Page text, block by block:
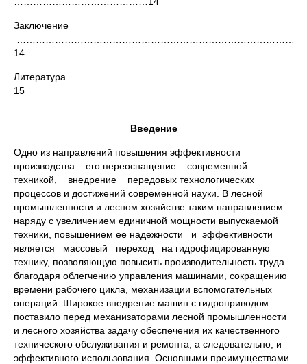
Заключение
14
15
Введение
Одно из направлений повышения эффективности
производства – его переоснащение современной
техникой, внедрение передовых технологических
процессов и достижений современной науки. В лесной
промышленности и лесном хозяйстве таким направлением
наряду с увеличением единичной мощности выпускаемой
техники, повышением ее надежности и эффективности
является массовый переход на гидрофицированную
технику, позволяющую повысить производительность труда
благодаря облегчению управления машинами, сокращению
времени рабочего цикла, механизации вспомогательных
операций. Широкое внедрение машин с гидроприводом
поставило перед механизаторами лесной промышленности
и лесного хозяйства задачу обеспечения их качественного
технического обслуживания и ремонта, а следовательно, и
эффективного использования. Основными преимуществами